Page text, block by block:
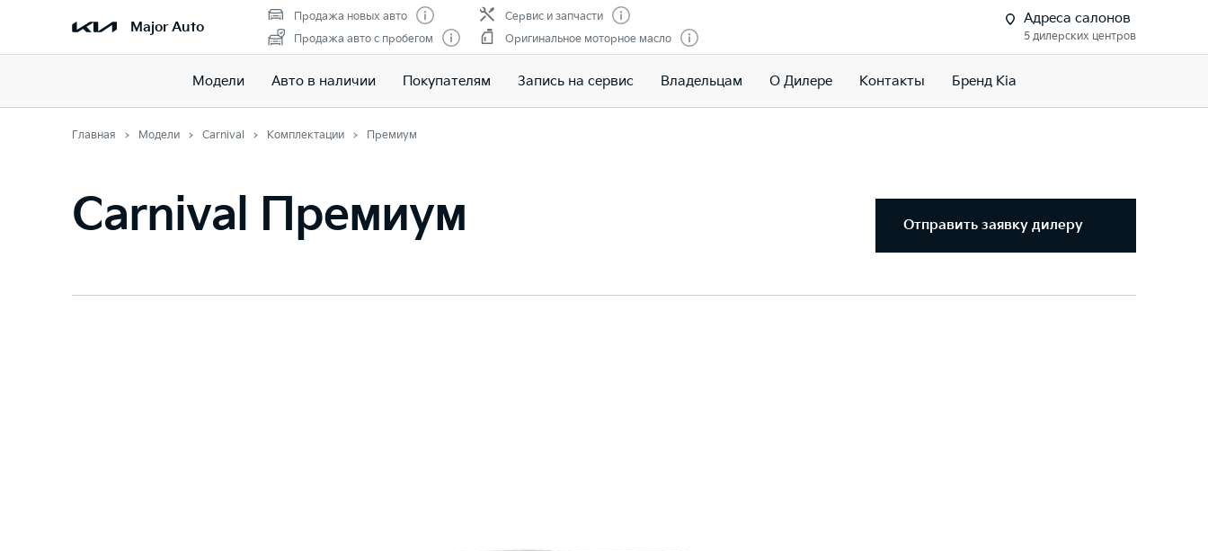
Major Auto
Продажа новых авто
Продажа авто с пробегом
Сервис и запчасти
Оригинальное моторное масло
Адреса салонов
5 дилерских центров
Модели Авто в наличии Покупателям Запись на сервис Владельцам О Дилере Контакты Бренд Kia
Главная Модели Carnival Комплектации Премиум
Carnival Премиум Отправить заявку дилеру